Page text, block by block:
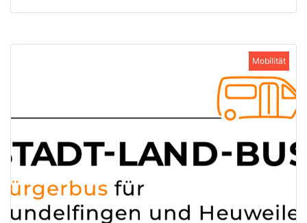
Mobilität